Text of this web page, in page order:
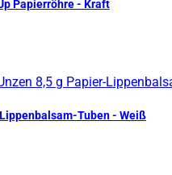
Papierröhre - Kraft
Tuben - Weiß